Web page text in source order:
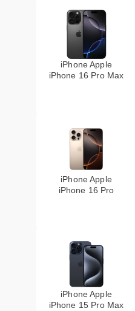
iPhone Apple
iPhone 16 Pro Max
iPhone Apple
iPhone 16 Pro
iPhone Apple
iPhone 15 Pro Max